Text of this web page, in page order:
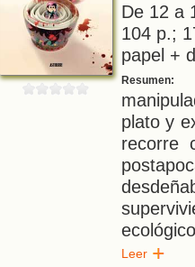
De 12 a
104 p.;
papel +
Resumen:
plato y
recorre
Leer